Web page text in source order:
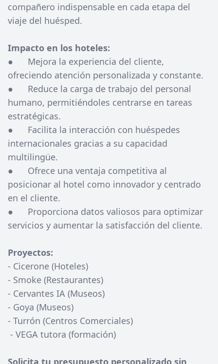
compañero indispensable en cada etapa del
viaje del huésped.
Impacto en los hoteles:
● Mejora la experiencia del cliente,
ofreciendo atención personalizada y constante.
● Reduce la carga de trabajo del personal
humano, permitiéndoles centrarse en tareas
estratégicas.
● Facilita la interacción con huéspedes
internacionales gracias a su capacidad
multilingüe.
● Ofrece una ventaja competitiva al
posicionar al hotel como innovador y centrado
en el cliente.
● Proporciona datos valiosos para optimizar
servicios y aumentar la satisfacción del cliente.
Proyectos:
- Cicerone (Hoteles)
- Smoke (Restaurantes)
- Cervantes IA (Museos)
- Goya (Museos)
- Turrón (Centros Comerciales)
- VEGA tutora (formación)
Solicita tu presupuesto personalizado sin